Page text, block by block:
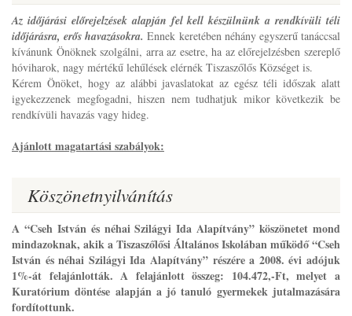
Az időjárási előrejelzések alapján fel kell készülnünk a rendkívüli téli
időjárásra, erős havazásokra.Ennek keretében néhány egyszerű tanáccsal
kívánunk Önöknek szolgálni, arra az esetre, ha az előrejelzésben szereplő
hóviharok, nagy mértékű lehűlések elérnék Tiszaszőlős Községet is.
Kérem Önöket, hogy az alábbi javaslatokat az egész téli időszak alatt
igyekezzenek megfogadni, hiszen nem tudhatjuk mikor következik be
rendkívüli havazás vagy hideg.
Ajánlott magatartási szabályok:
Köszönetnyilvánítás
A “Cseh István és néhai Szilágyi Ida Alapítvány” köszönetet mond
mindazoknak, akik a Tiszaszőlősi Általános Iskolában működő “Cseh
István és néhai Szilágyi Ida Alapítvány” részére a 2008. évi adójuk
1%-át felajánlották. A felajánlott összeg: 104.472,-Ft, melyet a
Kuratórium döntése alapján a jó tanuló gyermekek jutalmazására
fordítottunk.